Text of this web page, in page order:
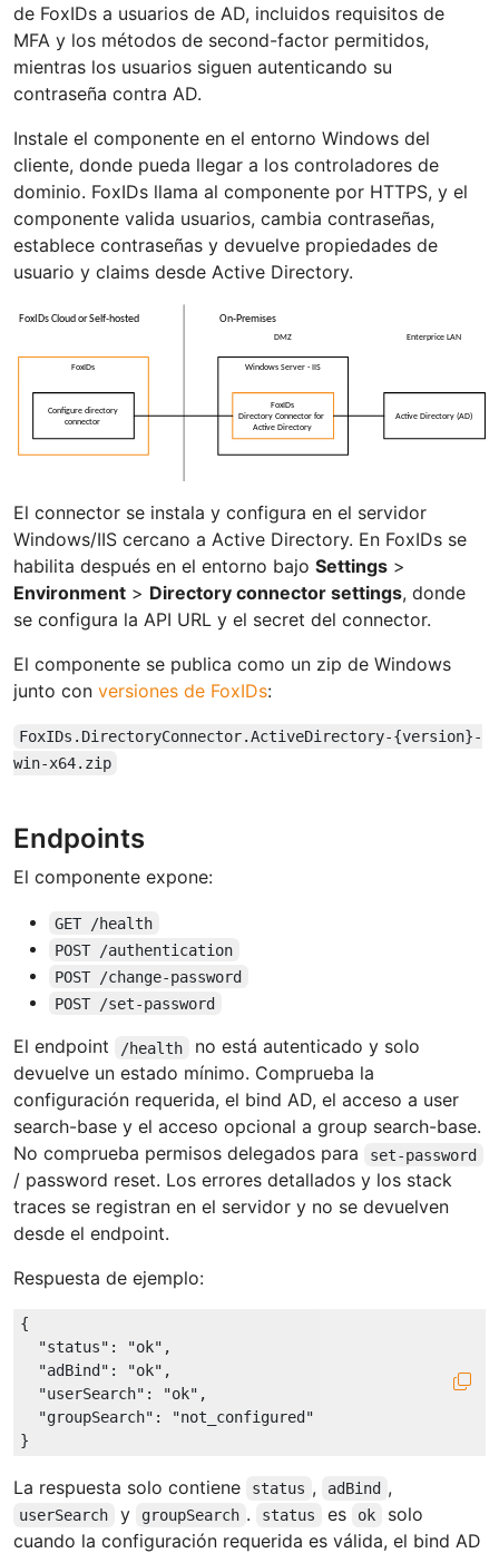
de FoxIDs a usuarios de AD, incluidos requisitos de
MFA y los métodos de second-factor permitidos,
mientras los usuarios siguen autenticando su
contraseña contra AD.
Instale el componente en el entorno Windows del
cliente, donde pueda llegar a los controladores de
dominio. FoxIDs llama al componente por HTTPS, y el
componente valida usuarios, cambia contraseñas,
establece contraseñas y devuelve propiedades de
usuario y claims desde Active Directory.
El connector se instala y configura en el servidor
Windows/IIS cercano a Active Directory. En FoxIDs se
habilita después en el entorno bajo Settings >
Environment > Directory connector settings, donde
se configura la API URL y el secret del connector.
El componente se publica como un zip de Windows
junto con versiones de FoxIDs:
FoxIDs.DirectoryConnector.ActiveDirectory-{version}-
win-x64.zip
Endpoints
El componente expone:
GET /health
POST /authentication
POST /change-password
POST /set-password
El endpoint /health
no está autenticado y solo
devuelve un estado mínimo. Comprueba la
configuración requerida, el bind AD, el acceso a user
search-base y el acceso opcional a group search-base.
No comprueba permisos delegados para
set-password
/ password reset. Los errores detallados y los stack
traces se registran en el servidor y no se devuelven
desde el endpoint.
Respuesta de ejemplo:
{
"status" : "ok" ,
"adBind" : "ok" ,
"userSearch" : "ok" ,
"groupSearch" :
"not_configured"
La respuesta solo contiene status , adBind ,
userSearch y groupSearch . status es ok
solo
cuando la configuración requerida es válida, el bind AD